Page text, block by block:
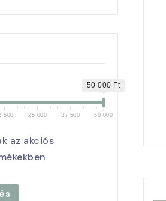
50 000 Ft
500 25 000 37 500 50 000
az akciós